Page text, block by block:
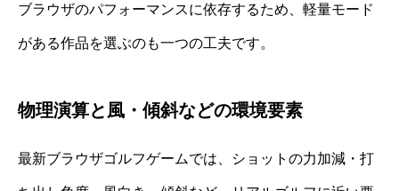
ブラウザのパフォーマンスに依存するため、軽量モード
がある作品を選ぶのも一つの工夫です。
物理演算と風・傾斜などの環境要素
最新ブラウザゴルフゲームでは、ショットの力加減・打